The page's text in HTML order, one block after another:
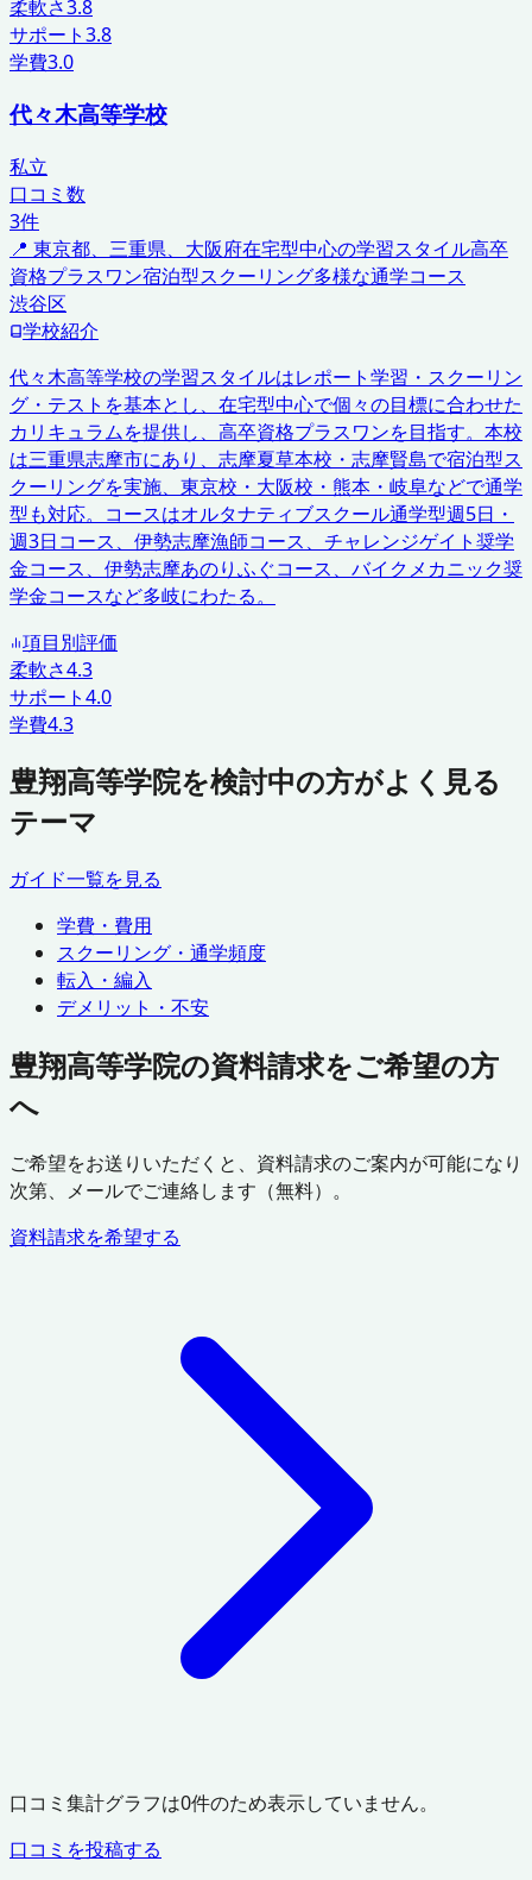
柔軟さ3.8
サポート3.8
学費3.0
代々木高等学校
私立
口コミ数
3件
📍 東京都、三重県、大阪府在宅型中心の学習スタイル高卒
資格プラスワン宿泊型スクーリング多様な通学コース
渋谷区
学校紹介
代々木高等学校の学習スタイルはレポート学習・スクーリン
グ・テストを基本とし、在宅型中心で個々の目標に合わせた
カリキュラムを提供し、高卒資格プラスワンを目指す。本校
は三重県志摩市にあり、志摩夏草本校・志摩賢島で宿泊型ス
クーリングを実施、東京校・大阪校・熊本・岐阜などで通学
型も対応。コースはオルタナティブスクール通学型週5日・
週3日コース、伊勢志摩漁師コース、チャレンジゲイト奨学
金コース、伊勢志摩あのりふぐコース、バイクメカニック奨
学金コースなど多岐にわたる。
項目別評価
柔軟さ4.3
サポート4.0
学費4.3
豊翔高等学院を検討中の方がよく見る
テーマ
ガイド一覧を見る
学費・費用
スクーリング・通学頻度
転入・編入
デメリット・不安
豊翔高等学院の資料請求をご希望の方
へ
ご希望をお送りいただくと、資料請求のご案内が可能になり
次第、メールでご連絡します（無料）。
資料請求を希望する
口コミ集計グラフは0件のため表示していません。
口コミを投稿する